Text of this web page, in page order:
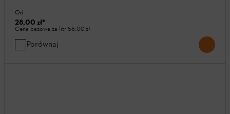
Od
28,00 zł*
Cena bazowa za litr56,00 zł
Porównaj